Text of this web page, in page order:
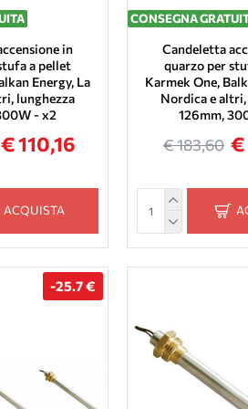
in
a pellet
Energy, La
lunghezza
- x2
€ 110,16
ACQUISTA
CONSEGNA
Candeletta
quarzo per
Karmek One,
Nordica e
126mm,
€
€ 183,60
-25.7 €